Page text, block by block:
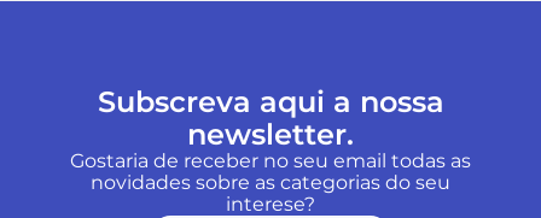
Subscreva aqui a nossa
newsletter.
Gostaria de receber no seu email todas as
novidades sobre as categorias do seu
interese?